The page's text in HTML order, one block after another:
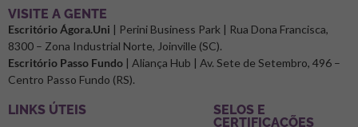
⁠VISITE A GENTE
Escritório Ágora.Uni | Perini Business Park | Rua Dona Francisca,
8300 – Zona Industrial Norte, Joinville (SC).
Escritório Passo Fundo | Aliança Hub | Av. Sete de Setembro, 496 –
Centro Passo Fundo (RS).
LINKS ÚTEIS
SELOS E
CERTIFICAÇÕES